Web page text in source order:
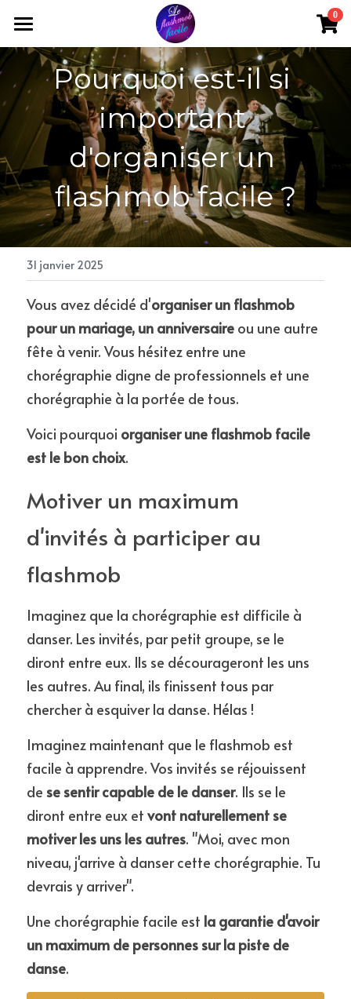
0
Boutique
Extraits
Entreprise
Qui suis-je ?
Blog
Contact
Acheter une chorégraphie
Pourquoi est-il si
important
d'organiser un
flashmob facile ?
31 janvier 2025
Vous avez décidé d'organiser un flashmob
pour un mariage, un anniversaire ou une autre
fête à venir. Vous hésitez entre une
chorégraphie digne de professionnels et une
chorégraphie à la portée de tous.
Voici pourquoi organiser une flashmob facile
est le bon choix.
Motiver un maximum
d'invités à participer au
flashmob
Imaginez que la chorégraphie est difficile à
danser. Les invités, par petit groupe, se le
diront entre eux. Ils se décourageront les uns
les autres. Au final, ils finissent tous par
chercher à esquiver la danse. Hélas !
Imaginez maintenant que le flashmob est
facile à apprendre. Vos invités se réjouissent
de se sentir capable de le danser. Ils se le
diront entre eux et vont naturellement se
motiver les uns les autres. "Moi, avec mon
niveau, j'arrive à danser cette chorégraphie. Tu
devrais y arriver".
Une chorégraphie facile est la garantie d'avoir
un maximum de personnes sur la piste de
danse.
×
LES CATÉGORIES DE LA BOUTIQUE
Toutes les catégories